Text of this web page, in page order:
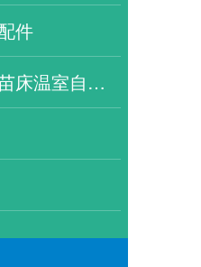
件
无土栽培育苗苗床温室自动化